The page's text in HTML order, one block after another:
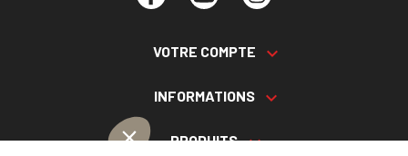
VOTRE COMPTE 
INFORMATIONS 
PRODUITS 